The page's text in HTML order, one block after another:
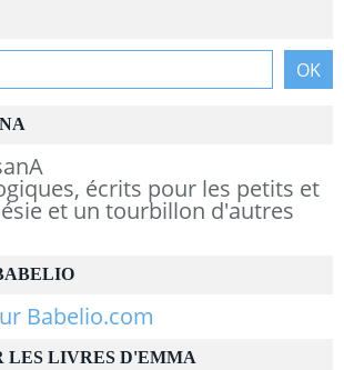
écrits pour les petits et
et un tourbillon d'autres
LES LIVRES D'EMMA